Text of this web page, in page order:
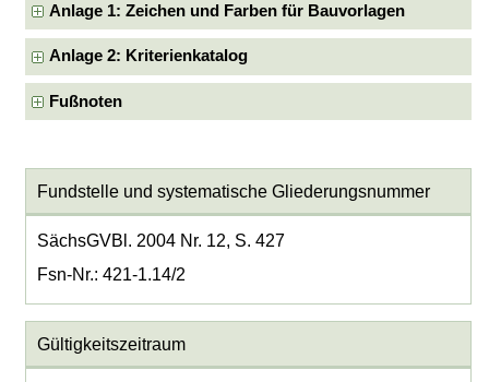
Anlage 1: Zeichen und Farben für Bauvorlagen
Anlage 2: Kriterienkatalog
Fußnoten
Fundstelle und systematische Gliederungsnummer
SächsGVBl. 2004 Nr. 12, S. 427
Fsn-Nr.: 421-1.14/2
Gültigkeitszeitraum